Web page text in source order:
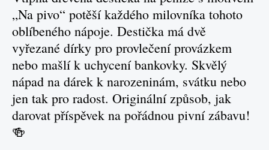
„Na pivo“ potěší každého milovníka tohoto
oblíbeného nápoje. Destička má dvě
vyřezané dírky pro provlečení provázkem
nebo mašlí k uchycení bankovky. Skvělý
nápad na dárek k narozeninám, svátku nebo
jen tak pro radost. Originální způsob, jak
darovat příspěvek na pořádnou pivní zábavu!
🍻